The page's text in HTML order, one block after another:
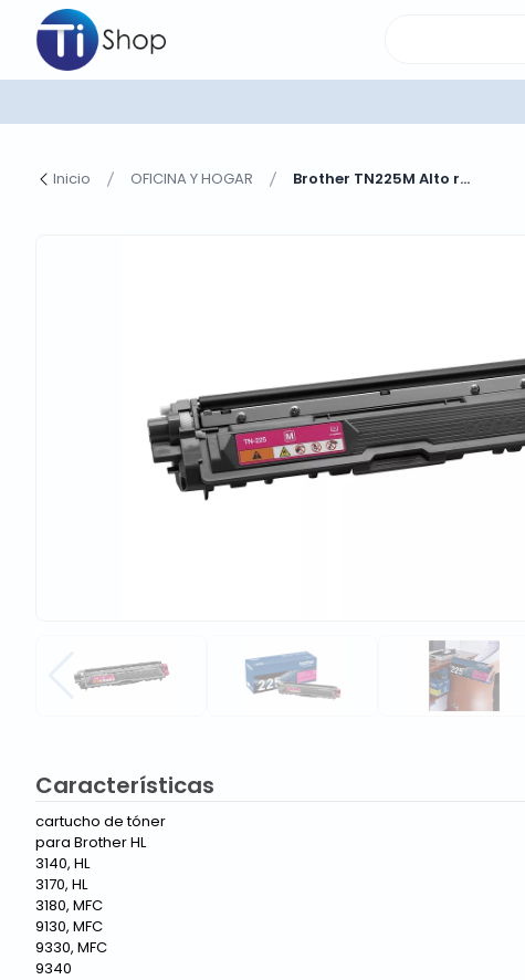
Inicio OFICINA Y HOGAR Brother TN225M Alto r...
Características
cartucho de tóner
para Brother HL
3140, HL
3170, HL
3180, MFC
9130, MFC
9330, MFC
9340